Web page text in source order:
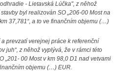
- Lietavská Lúčka", z něhož
byl realizován SO „206-00 Most na
37,781“, a to ve finančním objemu (…)
prevzatí verejnej práce k referenční
juh“, z něhož vyplývá, že v rámci této
„201- 00 Most v km 98,0 D1 nad vetvami
objemu (…) EUR.